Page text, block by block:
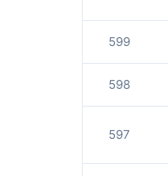
599
598
597